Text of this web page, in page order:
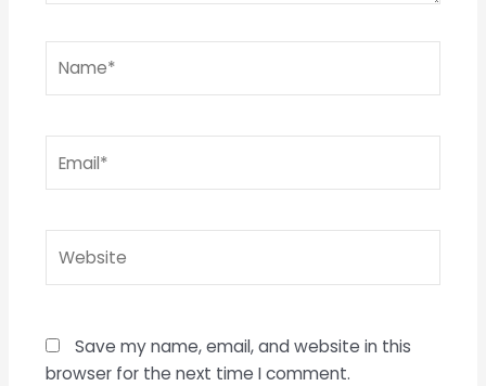
Save my name, email, and website in this
browser for the next time I comment.